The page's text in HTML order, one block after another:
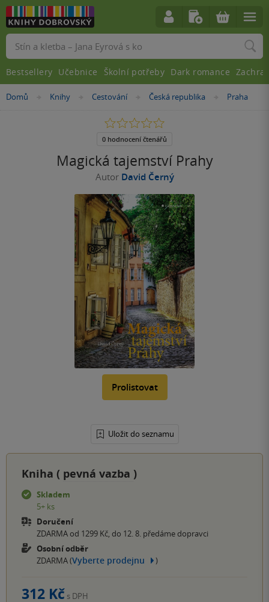
Nacházíte
Domů »
Knihy »
Cestování »
Česká republika »Praha
Magická tajemství Prahy
Autor David Černý
Prolistovat
Uložit do seznamu
0.0
5
0 hodnocení čtenářů
Kniha ( pevná vazba )
Skladem
5+ ks
Doručení
ZDARMA od 1299 Kč, do 12. 8. předáme dopravci
Osobní odběr
ZDARMA (Vyberte prodejnu )
312 Kč s DPH
Vyhledávání
Bestsellery Učebnice Školní potřeby Dark romance